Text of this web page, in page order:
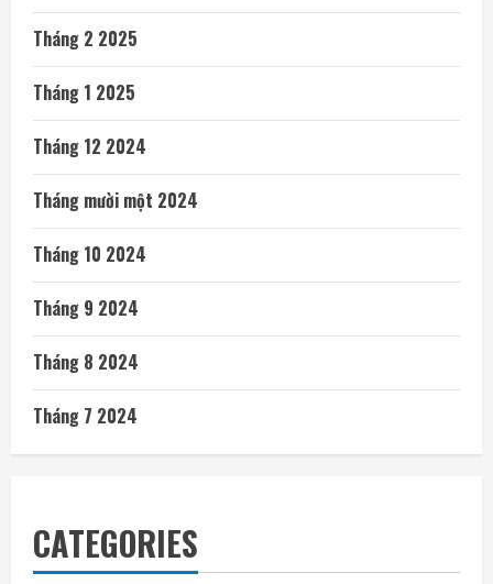
Tháng 2 2025
Tháng 1 2025
Tháng 12 2024
Tháng mười một 2024
Tháng 10 2024
Tháng 9 2024
Tháng 8 2024
Tháng 7 2024
CATEGORIES